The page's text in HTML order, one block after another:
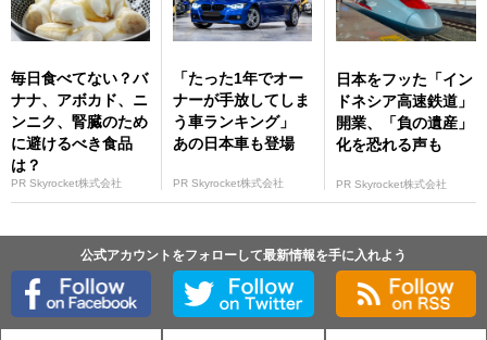
毎日食べてない？バ
ナナ、アボカド、ニ
ンニク、腎臓のため
に避けるべき食品
は？
PR Skyrocket株式会社
「たった1年でオー
ナーが手放してしま
う車ランキング」
あの日本車も登場
PR Skyrocket株式会社
日本をフッた「イン
ドネシア高速鉄道」
開業、「負の遺産」
化を恐れる声も
PR Skyrocket株式会社
公式アカウントをフォローして最新情報を手に入れよう